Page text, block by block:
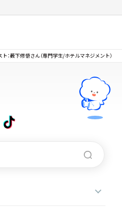
：薮下修悟さん（専門学生/ホテルマネジメント）